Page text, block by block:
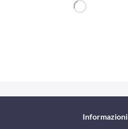
Informazioni